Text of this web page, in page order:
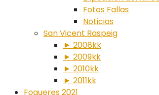
Fotos Fallas
Noticias
San Vicent Raspeig
► 2008kk
► 2009kk
► 2010kk
► 2011kk
Fogueres 2021